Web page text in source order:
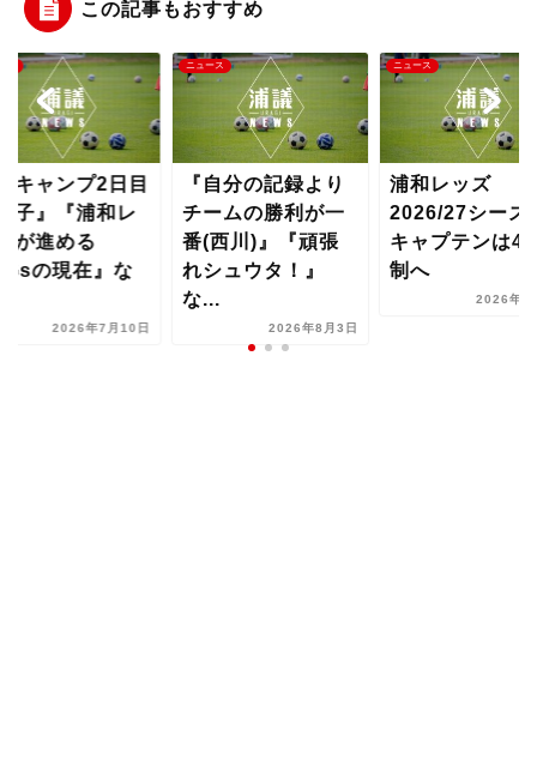
この記事もおすすめ
キャンプ2日目
子』『浦和レ
が進める
の現在』な
2026年7月10日
ニュース
『自分の記録より
チームの勝利が一
番(西川)』『頑張
れシュウタ！』
な...
2026年8月3日
ニュース
浦和レッズ
2026/27シーズ
キャプテンは4
制へ
2026年8